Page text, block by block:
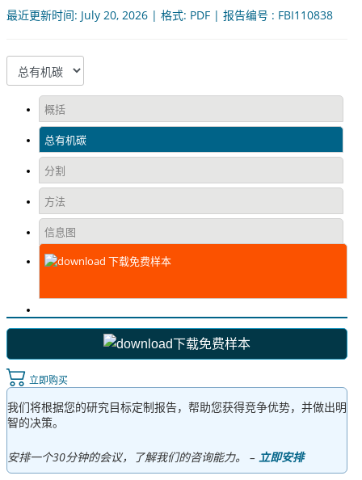
最近更新时间: July 20, 2026 | 格式: PDF | 报告编号 : FBI110838
概括
总有机碳
分割
方法
信息图
下载免费样本
下载免费样本
立即购买
我们将根据您的研究目标定制报告，帮助您获得竞争优势，并做出明
智的决策。
安排一个30分钟的会议，了解我们的咨询能力。 – 立即安排